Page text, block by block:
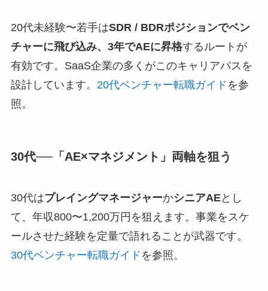
20代未経験〜若手はSDR / BDRポジションでベン
チャーに飛び込み、3年でAEに昇格するルートが
有効です。SaaS企業の多くがこのキャリアパスを
設計しています。 20代ベンチャー転職ガイド を参
照。
30代──「AE×マネジメント」両軸を狙う
30代はプレイングマネージャーかシニアAEとし
て、年収800〜1,200万円を狙えます。事業をスケ
ールさせた経験を定量で語れることが武器です。
30代ベンチャー転職ガイド を参照。